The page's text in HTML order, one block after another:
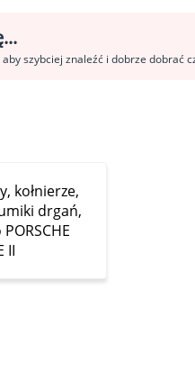
szybciej znaleźć i dobrze dobrać
kołnierze,
drgań,
II